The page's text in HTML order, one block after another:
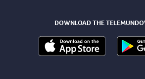
DOWNLOAD THE